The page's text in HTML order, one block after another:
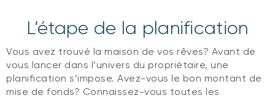
L’étape de la planification
Vous avez trouvé la maison de vos rêves? Avant de
vous lancer dans l’univers du propriétaire, une
planification s’impose. Avez-vous le bon montant de
mise de fonds? Connaissez-vous toutes les